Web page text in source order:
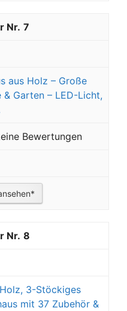
7
aus Holz – Große
& Garten – LED-Licht,
Bewertungen
8
3-Stöckiges
mit 37 Zubehör &